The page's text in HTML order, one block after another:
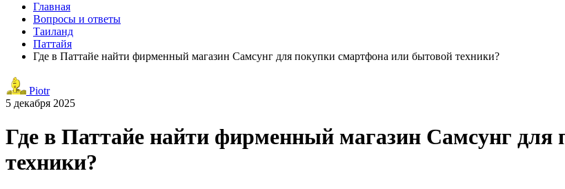
Главная
Вопросы и ответы
Таиланд
Паттайя
Где в Паттайе найти фирменный магазин Самсунг для покупки смартфона или бытовой техники?
Piotr
5 декабря 2025
Где в Паттайе найти фирменный магазин Самсунг
техники?